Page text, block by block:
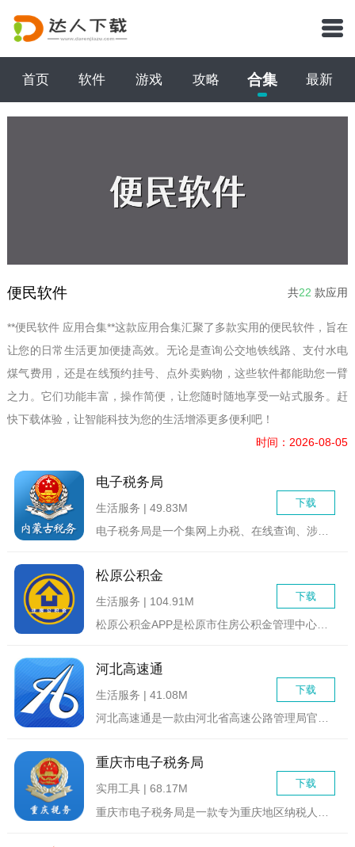
首页 软件 游戏 攻略 合集 最新
便民软件 共22 款应用
**便民软件 应用合集**这款应用合集汇聚了多款实用的便民软件，旨在
让您的日常生活更加便捷高效。无论是查询公交地铁线路、支付水电
煤气费用，还是在线预约挂号、点外卖购物，这些软件都能助您一臂
之力。它们功能丰富，操作简便，让您随时随地享受一站式服务。赶
快下载体验，让智能科技为您的生活增添更多便利吧！
时间：2026-08-05
电子税务局
下载
生活服务 | 49.83M
电子税务局是一个集网上办税、在线查询、涉税咨询等业务为一体的...
松原公积金
下载
生活服务 | 104.91M
松原公积金APP是松原市住房公积金管理中心官方推出的一款手机...
河北高速通
下载
生活服务 | 41.08M
河北高速通是一款由河北省高速公路管理局官方推出的手机APP，...
重庆市电子税务局
下载
实用工具 | 68.17M